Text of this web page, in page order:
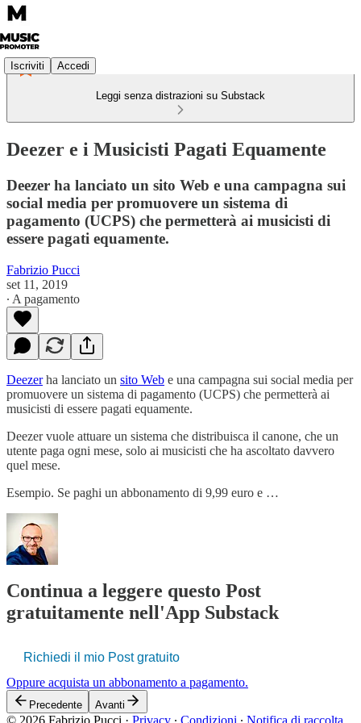
Iscriviti Accedi
Leggi senza distrazioni su Substack
Deezer e i Musicisti Pagati Equamente
Deezer ha lanciato un sito Web e una campagna sui
social media per promuovere un sistema di
pagamento (UCPS) che permetterà ai musicisti di
essere pagati equamente.
Fabrizio Pucci
set 11, 2019
∙ A pagamento
Deezerha lanciato un sito Web e una campagna sui social media per
promuovere un sistema di pagamento (UCPS) che permetterà ai
musicisti di essere pagati equamente.
Deezer vuole attuare un sistema che distribuisca il canone, che un
utente paga ogni mese, solo ai musicisti che ha ascoltato davvero
quel mese.
Esempio. Se paghi un abbonamento di 9,99 euro e …
Continua a leggere questo Post
gratuitamente nell'App Substack
Richiedi il mio Post gratuito
Oppure acquista un abbonamento a pagamento.
Precedente Avanti